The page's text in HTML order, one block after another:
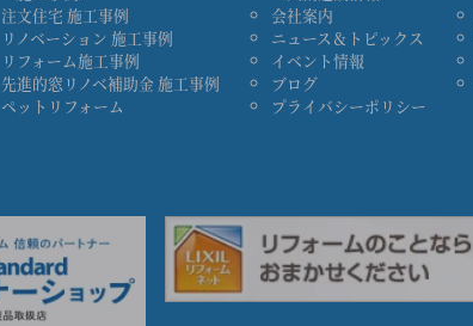
注文住宅 施工事例
リノベーション 施工事例
リフォーム施工事例
先進的窓リノベ補助金 施工事例
ペットリフォーム
会社案内
ニュース＆トピックス
イベント情報
ブログ
プライバシーポリシー